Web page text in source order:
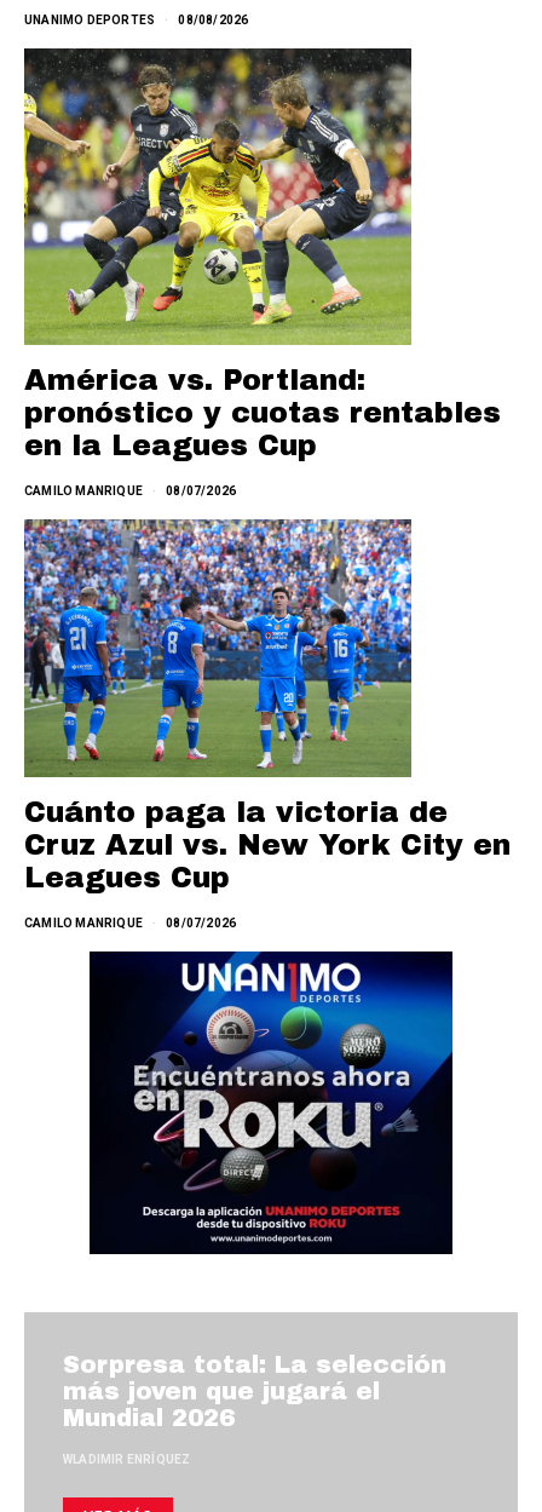
UNANIMO DEPORTES 08/08/2026
América vs. Portland:
pronóstico y cuotas rentables
en la Leagues Cup
CAMILO MANRIQUE 08/07/2026
Cuánto paga la victoria de
Cruz Azul vs. New York City en
Leagues Cup
CAMILO MANRIQUE 08/07/2026
Sorpresa total: La selección
más joven que jugará el
Mundial 2026
WLADIMIR ENRÍQUEZ